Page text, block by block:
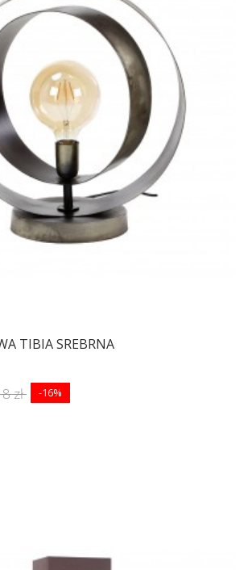
TIBIA SREBRNA
zł -16%